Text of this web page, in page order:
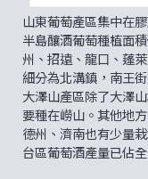
山東葡萄產區集中在
半島釀酒葡萄種植面
州、招遠、龍口、蓬
細分為北溝鎮，南王
大澤山產區除了大澤
要種在嶗山。其他地
德州、濟南也有少量
台區葡萄酒產量已佔